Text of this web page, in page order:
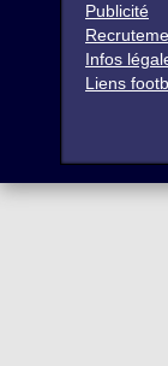
Publicité
Infos
Liens